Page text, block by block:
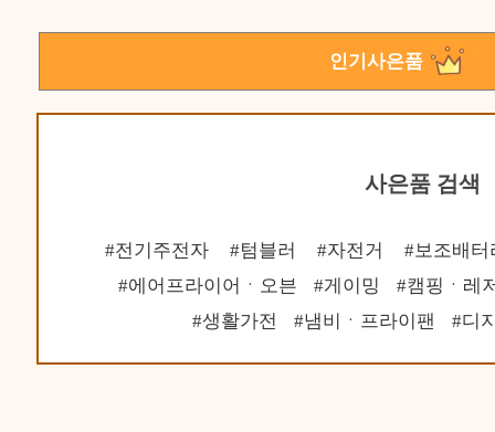
인기사은품
사은품 검색
전기주전자 텀블러 자전거
보조배터
에어프라이어ㆍ오븐
게이밍
캠핑ㆍ레
생활가전
냄비ㆍ프라이팬 디